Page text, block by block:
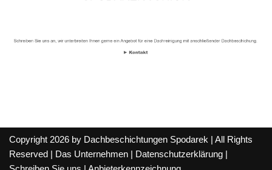
Copyright 2026 by Dachbeschichtungen Spodarek | All Rights
Reserved |
Das Unternehmen Datenschutzerklärung